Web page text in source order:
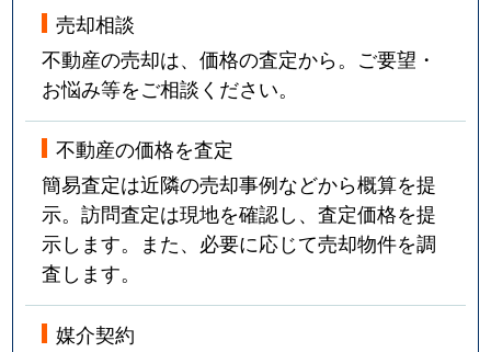
売却相談
不動産の売却は、価格の査定から。ご要望・
お悩み等をご相談ください。
不動産の価格を査定
簡易査定は近隣の売却事例などから概算を提
示。訪問査定は現地を確認し、査定価格を提
示します。また、必要に応じて売却物件を調
査します。
媒介契約